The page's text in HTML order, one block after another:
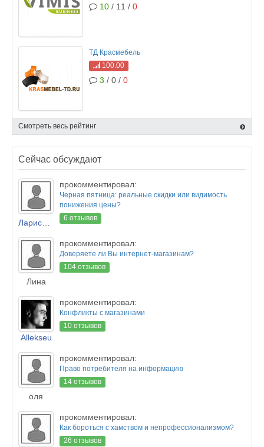
10 / 11 / 0
ТД Красмебель
100.00
3 / 0 / 0
Смотреть весь рейтинг
Сейчас обсуждают
прокомментировал:
Черная пятница: реальные скидки или видимость
понижения цены?
6 отзывов
Лина
прокомментировал:
Доверяете ли Вы интернет-магазинам?
104 отзывов
Allekseu
прокомментировал:
Конфликты с магазинами
10 отзывов
оля
прокомментировал:
Право потребителя на информацию
14 отзывов
прокомментировал:
Как бороться с хамством и непрофессионализмом?
26 отзывов